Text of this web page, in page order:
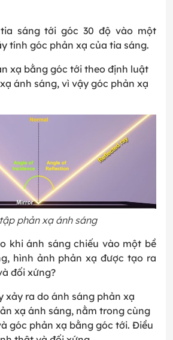
sáng tới góc 30 độ vào một
tính góc phản xạ của tia sáng.
xạ bằng góc tới theo định luật
ánh sáng, vì vậy góc phản xạ
phản xạ ánh sáng
khi ánh sáng chiếu vào một bề
hình ảnh phản xạ được tạo ra
đối xứng?
xảy ra do ánh sáng phản xạ
xạ ánh sáng, nằm trong cùng
góc phản xạ bằng góc tới. Điều